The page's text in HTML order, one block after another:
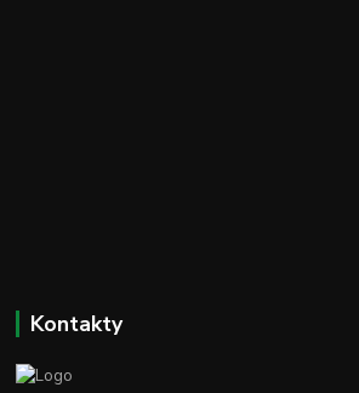
Kontakty